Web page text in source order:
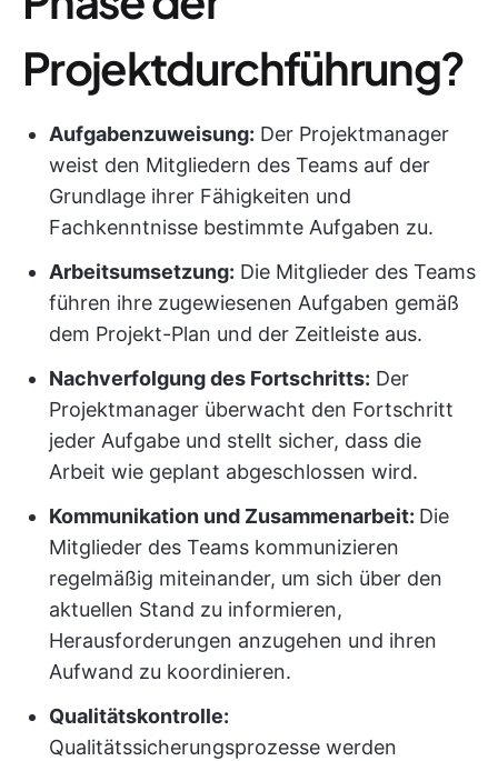
Projektdurchführung?
Aufgabenzuweisung: Der Projektmanager
weist den Mitgliedern des Teams auf der
Grundlage ihrer Fähigkeiten und
Fachkenntnisse bestimmte Aufgaben zu.
Arbeitsumsetzung: Die Mitglieder des Teams
führen ihre zugewiesenen Aufgaben gemäß
dem Projekt-Plan und der Zeitleiste aus.
Nachverfolgung des Fortschritts: Der
Projektmanager überwacht den Fortschritt
jeder Aufgabe und stellt sicher, dass die
Arbeit wie geplant abgeschlossen wird.
Kommunikation und Zusammenarbeit: Die
Mitglieder des Teams kommunizieren
regelmäßig miteinander, um sich über den
aktuellen Stand zu informieren,
Herausforderungen anzugehen und ihren
Aufwand zu koordinieren.
Qualitätskontrolle:
Qualitätssicherungsprozesse werden